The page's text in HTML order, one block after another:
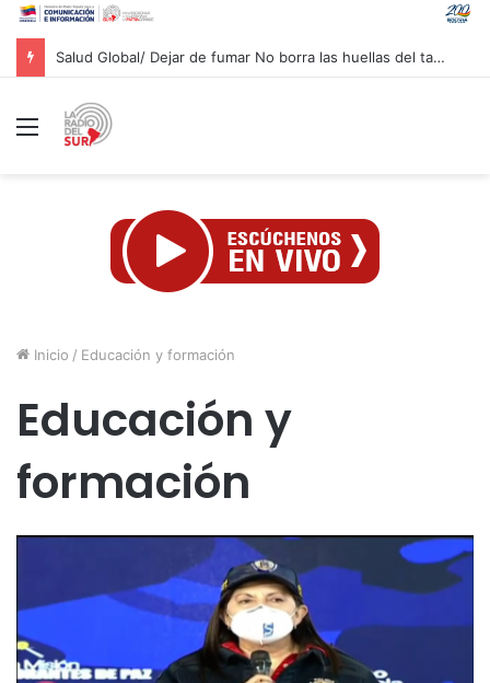
Salud Global/ Dejar de fumar No borra las huellas del tabaco en los pulmones
Menú
Inicio / Educación y formación
Educación y
formación